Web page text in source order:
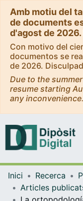
Amb motiu del
de documents
d'agost de
Con motivo del
documentos se
de 2026.
Due to the
resume starting
any inconvenience.
Inici Recerca